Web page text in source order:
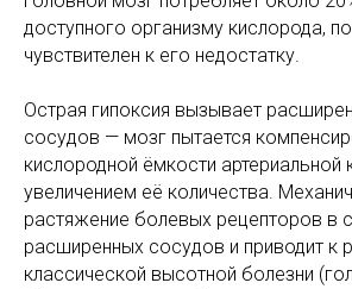
доступного организму кислорода,
чувствителен к его недостатку.
Острая гипоксия вызывает
сосудов — мозг пытается
кислородной ёмкости артериальной
увеличением её количества.
растяжение болевых рецепторов в
расширенных сосудов и приводит к
классической высотной болезни